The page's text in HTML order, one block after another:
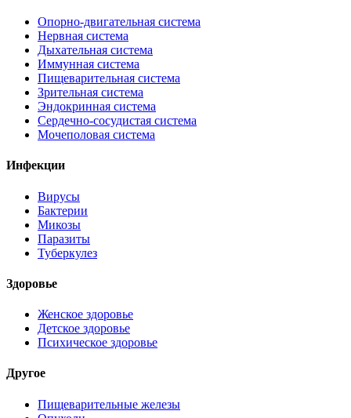
Опорно-двигательная система
Нервная система
Дыхательная система
Иммунная система
Пищеварительная система
Зрительная система
Эндокринная система
Сердечно-сосудистая система
Мочеполовая система
Инфекции
Вирусы
Бактерии
Микозы
Паразиты
Туберкулез
Здоровье
Женское здоровье
Детское здоровье
Психическое здоровье
Другое
Пищеварительные железы